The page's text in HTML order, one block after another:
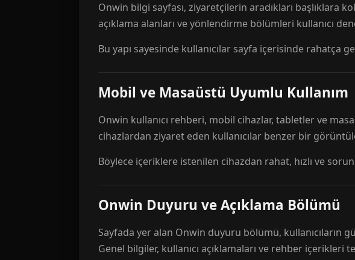
Onwin bilgi sayfası, ziyaretçilerin aradıkları başlıklara
açıklama alanları ve yönlendirme bölümleri kullanıcı
Bu yapı sayesinde kullanıcılar sayfa içerisinde rahatça
Mobil ve Masaüstü Uyumlu Kullanım
Onwin kullanıcı rehberi, mobil cihazlar, tabletler ve
cihazlardan ziyaret eden kullanıcılar benzer bir
Böylece içeriklere istenilen cihazdan rahat, hızlı ve
Onwin Duyuru ve Açıklama Bölümü
Sayfada yer alan Onwin duyuru bölümü, kullanıcıların
Genel bilgiler, kullanıcı açıklamaları ve rehber